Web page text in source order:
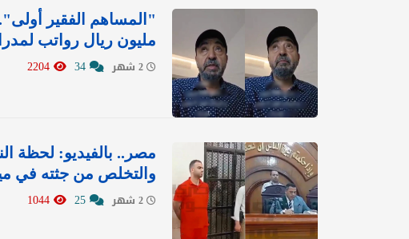
مليون ريال رواتب لمدراء
مصر.. بالفيديو: لحظة
والتخلص من جثته في